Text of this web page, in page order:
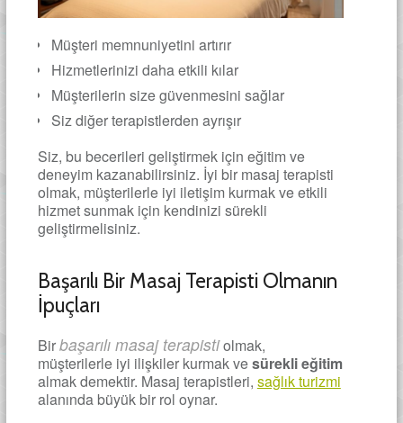
Müşteri memnuniyetini artırır
Hizmetlerinizi daha etkili kılar
Müşterilerin size güvenmesini sağlar
Siz diğer terapistlerden ayrışır
Siz, bu becerileri geliştirmek için eğitim ve
deneyim kazanabilirsiniz. İyi bir masaj terapisti
olmak, müşterilerle iyi iletişim kurmak ve etkili
hizmet sunmak için kendinizi sürekli
geliştirmelisiniz.
Başarılı Bir Masaj Terapisti Olmanın
İpuçları
Birbaşarılı masaj terapistiolmak,
müşterilerle iyi ilişkiler kurmak vesürekli eğitim
almak demektir. Masaj terapistleri, sağlık turizmi
alanında büyük bir rol oynar.